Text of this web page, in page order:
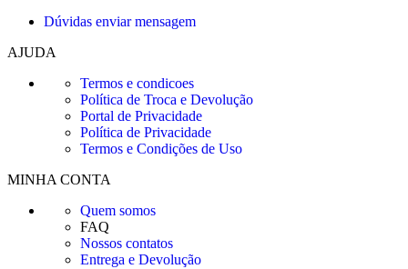
Dúvidas enviar mensagem
AJUDA
Termos e condicoes
Política de Troca e Devolução
Portal de Privacidade
Política de Privacidade
Termos e Condições de Uso
MINHA CONTA
Quem somos
FAQ
Nossos contatos
Entrega e Devolução